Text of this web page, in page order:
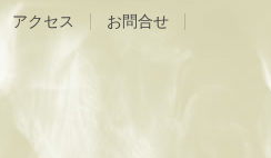
アクセス お問合せ